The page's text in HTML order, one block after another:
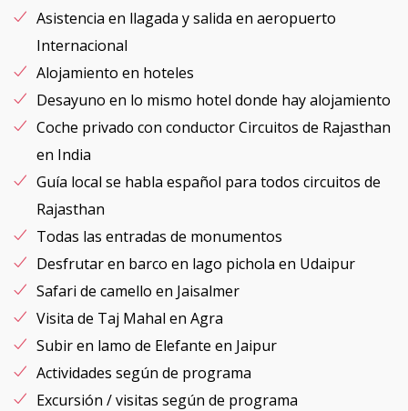
Asistencia en llagada y salida en aeropuerto
Internacional
Alojamiento en hoteles
Desayuno en lo mismo hotel donde hay alojamiento
Coche privado con conductor Circuitos de Rajasthan
en India
Guía local se habla español para todos circuitos de
Rajasthan
Todas las entradas de monumentos
Desfrutar en barco en lago pichola en Udaipur
Safari de camello en Jaisalmer
Visita de Taj Mahal en Agra
Subir en lamo de Elefante en Jaipur
Actividades según de programa
Excursión / visitas según de programa